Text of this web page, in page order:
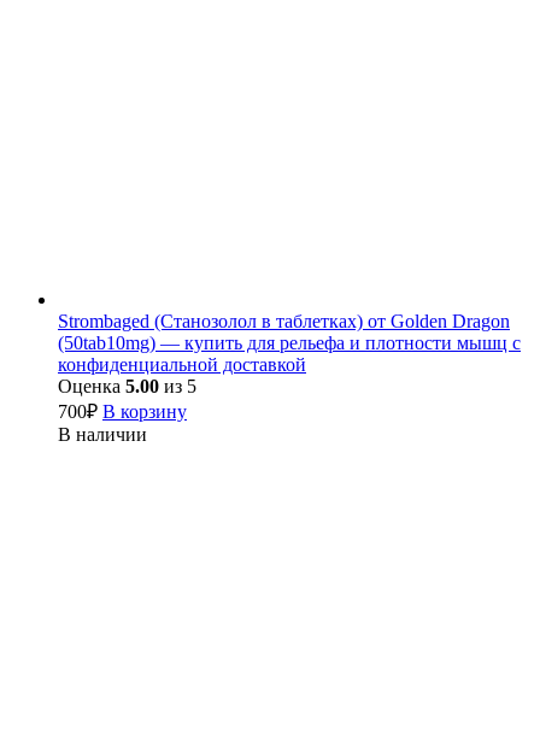
Strombaged (Станозолол в таблетках) от Golden Dragon
(50tab10mg) — купить для рельефа и плотности мышц с
конфиденциальной доставкой
Оценка 5.00 из 5
700₽ В корзину
В наличии